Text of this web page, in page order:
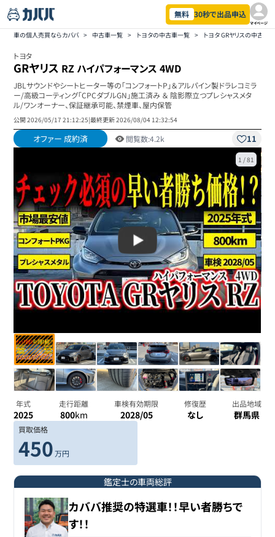
無料 30秒で出品申込
マイページ
車の個人売買ならカババ > 中古車一覧 > トヨタの中古車一覧 > トヨタ GRヤリスの中古車
トヨタ
GRヤリス RZ ハイパフォーマンス 4WD
JBLサウンドやシートヒーター等の「コンフォートP」＆アルパイン製ドラレコミラ
ー/高級コーティング「CPCダブルGN」施工済み ＆ 陰影際立つプレシャスメタ
ル/ワンオーナー、保証継承可能、禁煙車、屋内保管
公開2026/05/17 21:12:25|最終更新2026/08/04 12:32:54
オファー 成約済 閲覧数:4.2k 11
1 /81
年式
2025
走行距離
800km
車検有効期限
2028/05
修復歴
なし
出品地域
群馬県
買取価格
450 万円
鑑定士の車両総評
カババ推奨の特選車！！早い者勝ちで
す！！